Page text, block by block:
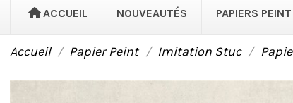
ACCUEIL NOUVEAUTÉS PAPIERS PEINT
Accueil Papier Peint Imitation Stuc